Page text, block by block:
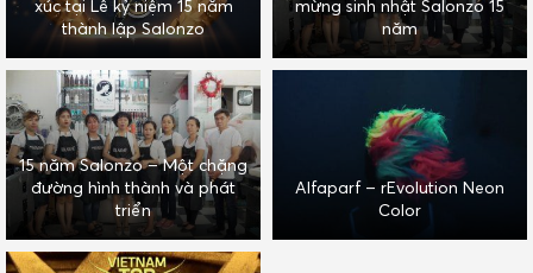
xúc tại Lễ kỷ niệm 15 năm
thành lập Salonzo
mừng sinh nhật Salonzo 15
năm
15 năm Salonzo – Một chặng
đường hình thành và phát
triển
Alfaparf – rEvolution Neon
Color